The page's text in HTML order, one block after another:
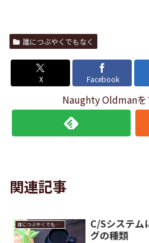
誰につぶやくでもなく
X Facebook
Naughty Oldmanを
関連記事
誰につぶやくでもなく
C/Sシステム
グの種類